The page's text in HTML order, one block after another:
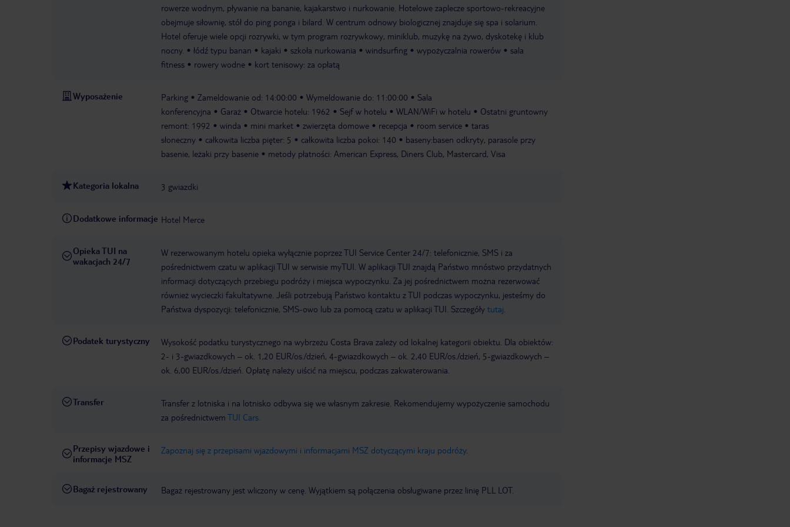
rowerze wodnym, pływanie na bananie, kajakarstwo i nurkowanie. Hotelowe zaplecze sportowo-rekreacyjne
obejmuje siłownię, stół do ping ponga i bilard. W centrum odnowy biologicznej znajduje się spa i solarium.
Hotel oferuje wiele opcji rozrywki, w tym program rozrywkowy, miniklub, muzykę na żywo, dyskotekę i klub
nocny.
łódź typu banan kajaki szkoła nurkowania windsurfing wypożyczalnia rowerów
sala
fitness
rowery wodne kort tenisowy: za opłatą
Wyposażenie Parking Zameldowanie od: 14:00:00 Wymeldowanie do: 11:00:00
Sala
konferencyjna
Garaż Otwarcie hotelu: 1962 Sejf w hotelu WLAN/WiFi w hotelu
Ostatni gruntowny
remont: 1992
winda mini market zwierzęta domowe recepcja room service
taras
słoneczny
całkowita liczba pięter: 5 całkowita liczba pokoi: 140
baseny:basen odkryty, parasole przy
basenie, leżaki przy basenie
metody płatności: American Express, Diners Club, Mastercard, Visa
Kategoria lokalna 3 gwiazdki
Dodatkowe informacje Hotel Merce
Opieka TUI na
wakacjach 24/7
W rezerwowanym hotelu opieka wyłącznie poprzez TUI Service Center 24/7: telefonicznie, SMS i za
pośrednictwem czatu w aplikacji TUI w serwisie myTUI. W aplikacji TUI znajdą Państwo mnóstwo przydatnych
informacji dotyczących przebiegu podróży i miejsca wypoczynku. Za jej pośrednictwem można rezerwować
również wycieczki fakultatywne. Jeśli potrzebują Państwo kontaktu z TUI podczas wypoczynku, jesteśmy do
Państwa dyspozycji: telefonicznie, SMS-owo lub za pomocą czatu w aplikacji TUI. Szczegóły tutaj
Podatek turystyczny
Wysokość podatku turystycznego na wybrzeżu Costa Brava zależy od lokalnej kategorii obiektu. Dla obiektów:
2- i 3-gwiazdkowych – ok. 1,20 EUR/os./dzień, 4-gwiazdkowych – ok. 2,40 EUR/os./dzień, 5-gwiazdkowych –
ok. 6,00 EUR/os./dzień. Opłatę należy uiścić na miejscu, podczas zakwaterowania.
Transfer
Transfer z lotniska i na lotnisko odbywa się we własnym zakresie. Rekomendujemy wypożyczenie samochodu
za pośrednictwem TUI Cars.
Przepisy wjazdowe i
informacje MSZ
Zapoznaj się z przepisami wjazdowymi i informacjami MSZ dotyczącymi kraju podróży.
Bagaż rejestrowany Bagaż rejestrowany jest wliczony w cenę. Wyjątkiem są połączenia obsługiwane przez linię PLL LOT.